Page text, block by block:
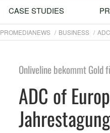
CASE STUDIES
PROMEDIANEWS BUSINESS
Onliveline bekommt Gold
ADC of